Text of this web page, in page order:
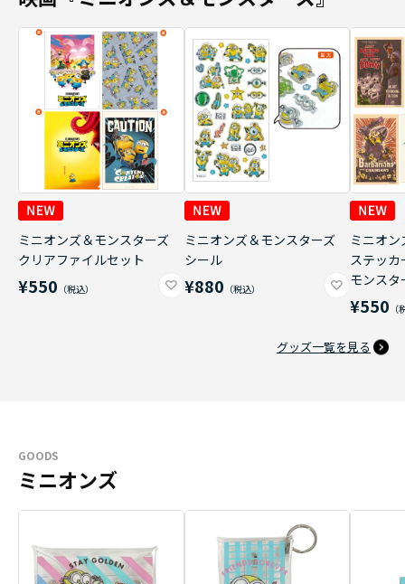
ミニオンズ＆モンスターズ
クリアファイルセット
¥550
ミニオンズ＆モンスターズ
シール
¥880
ミニオ
ステッ
モンスタ
¥550
グッズ一覧を見る
GOODS
ミニオンズ